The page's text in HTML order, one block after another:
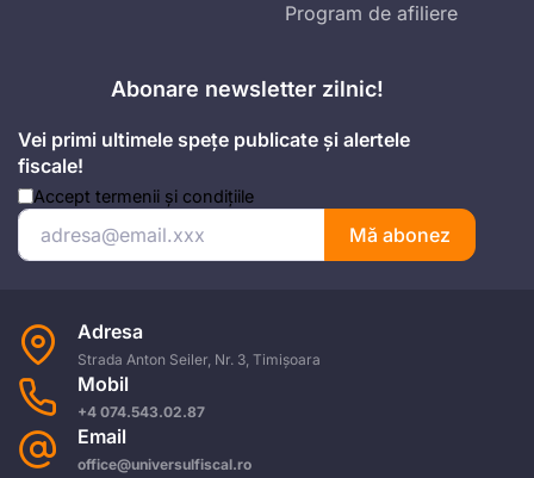
Program de afiliere
Abonare newsletter zilnic!
Vei primi ultimele spețe publicate și alertele
fiscale!
Accept termenii și condițiile
Mă abonez
Adresa
Strada Anton Seiler, Nr. 3, Timișoara
Mobil
+4 074.543.02.87
Email
office@universulfiscal.ro